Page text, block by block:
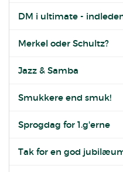
DM i ultimate -
Merkel oder Schultz?
Jazz & Samba
Smukkere end smuk!
Sprogdag for 1.g'erne
Tak for en god